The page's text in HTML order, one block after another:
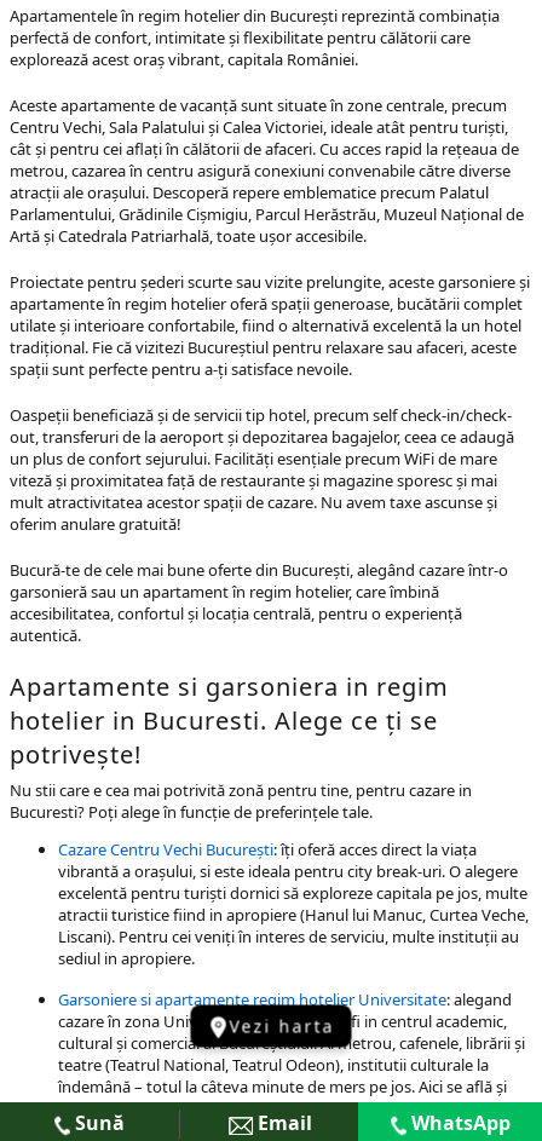
Apartamentele în regim hotelier din București reprezintă combinația
perfectă de confort, intimitate și flexibilitate pentru călătorii care
explorează acest oraș vibrant, capitala României.
Aceste apartamente de vacanță sunt situate în zone centrale, precum
Centru Vechi, Sala Palatului și Calea Victoriei, ideale atât pentru turiști,
cât și pentru cei aflați în călătorii de afaceri. Cu acces rapid la rețeaua de
metrou, cazarea în centru asigură conexiuni convenabile către diverse
atracții ale orașului. Descoperă repere emblematice precum Palatul
Parlamentului, Grădinile Cișmigiu, Parcul Herăstrău, Muzeul Național de
Artă și Catedrala Patriarhală, toate ușor accesibile.
Proiectate pentru șederi scurte sau vizite prelungite, aceste garsoniere și
apartamente în regim hotelier oferă spații generoase, bucătării complet
utilate și interioare confortabile, fiind o alternativă excelentă la un hotel
tradițional. Fie că vizitezi Bucureștiul pentru relaxare sau afaceri, aceste
spații sunt perfecte pentru a-ți satisface nevoile.
Oaspeții beneficiază și de servicii tip hotel, precum self check-in/check-
out, transferuri de la aeroport și depozitarea bagajelor, ceea ce adaugă
un plus de confort sejurului. Facilități esențiale precum WiFi de mare
viteză și proximitatea față de restaurante și magazine sporesc și mai
mult atractivitatea acestor spații de cazare. Nu avem taxe ascunse și
oferim anulare gratuită!
Bucură-te de cele mai bune oferte din București, alegând cazare într-o
garsonieră sau un apartament în regim hotelier, care îmbină
accesibilitatea, confortul și locația centrală, pentru o experiență
autentică.
Apartamente si garsoniera in regim
hotelier in Bucuresti. Alege ce ți se
potrivește!
Nu stii care e cea mai potrivită zonă pentru tine, pentru cazare in
Bucuresti? Poți alege în funcție de preferințele tale.
Cazare Centru Vechi București: îți oferă acces direct la viața
vibrantă a orașului, si este ideala pentru city break-uri. O alegere
excelentă pentru turiști dornici să exploreze capitala pe jos, multe
atractii turistice fiind in apropiere (Hanul lui Manuc, Curtea Veche,
Liscani). Pentru cei veniți în interes de serviciu, multe instituții au
sediul in apropiere.
Garsoniere si apartamente regim hotelier Universitate: alegand
cazare în zona Universitate Bucuresti vei fi in centrul academic,
cultural și comercial al Bucureștiului. Ai metrou, cafenele, librării și
teatre (Teatrul National, Teatrul Odeon), institutii culturale la
îndemână – totul la câteva minute de mers pe jos. Aici se află și
Spitalul Colțea.
Vezi harta
Sună Email WhatsApp